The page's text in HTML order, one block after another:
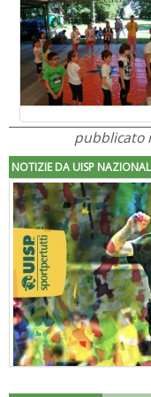
pubblicato
NOTIZIE DA UISP